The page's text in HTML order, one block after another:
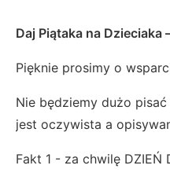
Daj Piątaka na Dzieciaka
Pięknie prosimy o
Nie będziemy dużo
jest oczywista a
Fakt 1 - za chwilę DZIEŃ